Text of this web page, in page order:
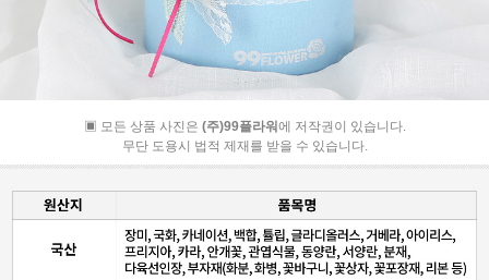
▣ 모든 상품 사진은 (주)99플라워에 저작권이 있습니다.
무단 도용시 법적 제재를 받을 수 있습니다.